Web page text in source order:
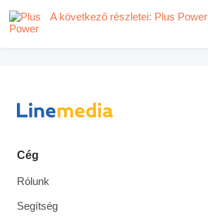
A következő részletei: Plus Power
Cég
Rólunk
Segítség